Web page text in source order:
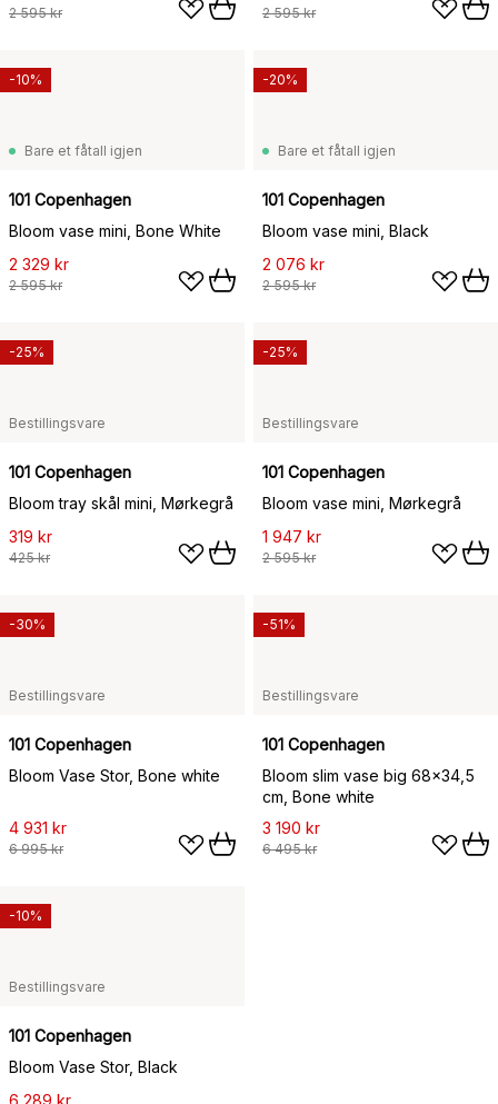
2 595 kr 2 595 kr
Bare et fåtall igjen
101 Copenhagen
Bloom vase mini, Bone White
2 329 kr
2 595 kr
-10%
Bare et fåtall igjen
101 Copenhagen
Bloom vase mini, Black
2 076 kr
2 595 kr
-20%
Bestillingsvare
101 Copenhagen
Bloom tray skål mini, Mørkegrå
319 kr
425 kr
-25%
Bestillingsvare
101 Copenhagen
Bloom vase mini, Mørkegrå
1 947 kr
2 595 kr
-25%
Bestillingsvare
101 Copenhagen
Bloom Vase Stor, Bone white
4 931 kr
6 995 kr
-30%
Bestillingsvare
101 Copenhagen
Bloom slim vase big 68x34,5
cm, Bone white
3 190 kr
6 495 kr
-51%
Bestillingsvare
101 Copenhagen
Bloom Vase Stor, Black
6 289 kr
-10%